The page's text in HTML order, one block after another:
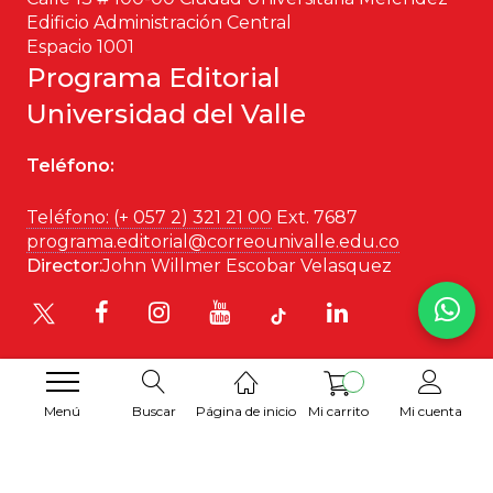
Menú Buscar Página de inicio Mi carrito Mi cuenta
Edificio Administración Central
Espacio 1001
Programa Editorial
Universidad del Valle
Teléfono:
Teléfono: (+ 057 2) 321 21 00 Ext. 7687
programa.editorial@correounivalle.edu.co
Director:John Willmer Escobar Velasquez